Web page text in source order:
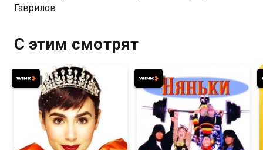
Гаврилов
С этим смотрят